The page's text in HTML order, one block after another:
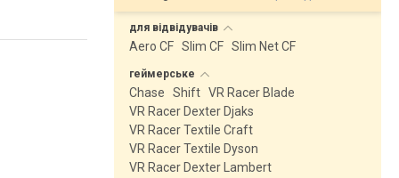
для відвідувачів
Aero CF Slim CF Slim Net CF
геймерське
Chase Shift VR Racer Blade
VR Racer Dexter Djaks
VR Racer Textile Craft
VR Racer Textile Dyson
VR Racer Dexter Lambert